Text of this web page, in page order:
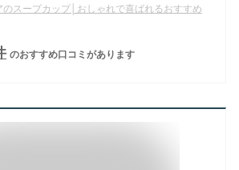
スープカップ│おしゃれで喜ばれるおすすめ
のおすすめ口コミがあります